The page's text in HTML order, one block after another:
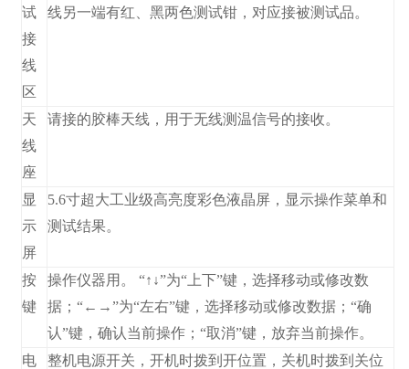
试
接
线
区
线另一端有红、黑两色测试钳，对应接被测试品。
天
线
座
请接的胶棒天线，用于无线测温信号的接收。
显
示
屏
5.6寸超大工业级高亮度彩色液晶屏，显示操作菜单和
测试结果。
按
键
操作仪器用。 “↑↓”为“上下”键，选择移动或修改数
据；“←→”为“左右”键，选择移动或修改数据；“确
认”键，确认当前操作；“取消”键，放弃当前操作。
电
整机电源开关，开机时拨到开位置，关机时拨到关位